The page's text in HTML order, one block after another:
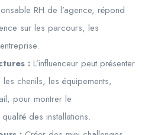
RH de l’agence, répond
sur les parcours, les
: L’influenceur peut présenter
chenils, les équipements,
pour montrer le
des installations.